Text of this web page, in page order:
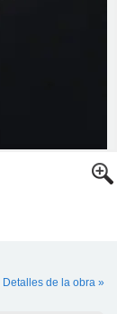
Detalles de la obra »